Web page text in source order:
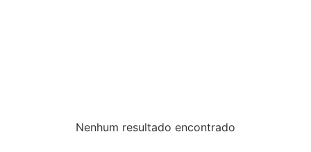
Nenhum resultado encontrado